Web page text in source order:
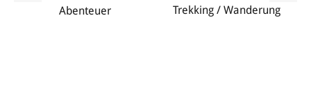
Abenteuer Trekking / Wanderung